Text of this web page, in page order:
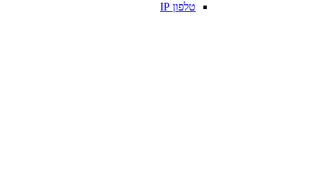
טלפון IP